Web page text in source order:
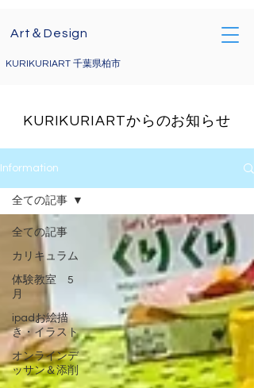
Art＆Design
KURIKURIART 千葉県柏市
電話によるお問い合わせ
09071767285
kurikuriart@gmail.com
KURIKURIARTからのお知らせ
Information
全ての記事
カリキュラム
体験教室 5
月
ipadお絵描
き・イラスト
オンラインデ
ッサン＆添削
全ての記事